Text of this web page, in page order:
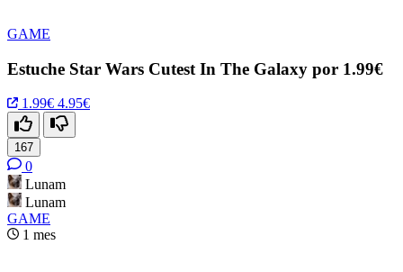
GAME
Estuche Star Wars Cutest In The Galaxy por 1.99€
1.99€ 4.95€
167
0
Lunam
Lunam
GAME
1 mes